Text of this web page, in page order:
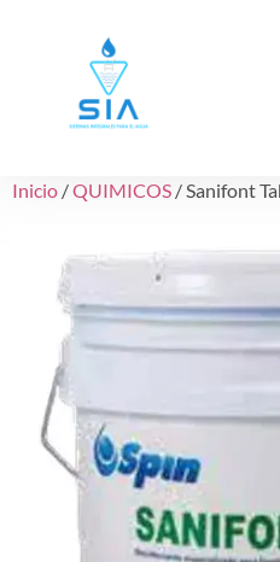
Inicio /QUIMICOS / Sanifont